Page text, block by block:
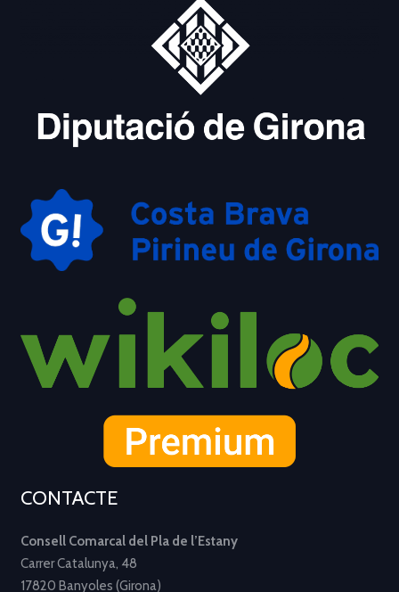
CONTACTE
Consell Comarcal del Pla de l’Estany
Carrer Catalunya, 48
17820 Banyoles (Girona)